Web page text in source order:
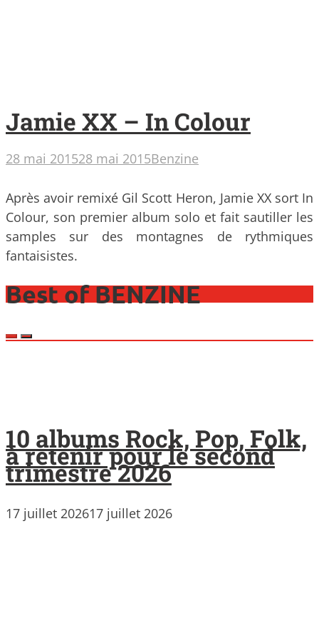
Jamie XX – In Colour
28 mai 201528 mai 2015Benzine
Après avoir remixé Gil Scott Heron, Jamie XX sort In
Colour, son premier album solo et fait sautiller les
samples sur des montagnes de rythmiques
fantaisistes.
Best of BENZINE
10 albums Rock, Pop, Folk,
à retenir pour le second
trimestre 2026
17 juillet 202617 juillet 2026